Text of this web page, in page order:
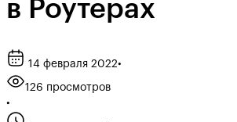
в Роутерах
14 февраля 2022•
126 просмотров
•